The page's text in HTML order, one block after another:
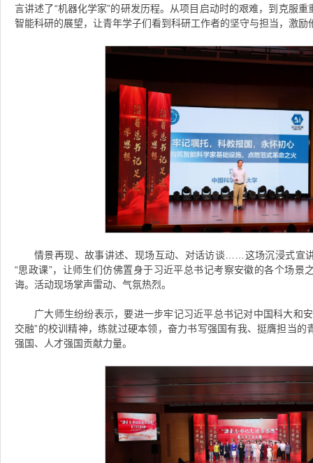
言讲述了“机器化学家”的研发历程。从项目启动时的艰难，到克服
智能科研的展望，让青年学子们看到科研工作者的坚守与担当，激励
情景再现、故事讲述、现场互动、对话访谈……这场沉浸式宣
“思政课”， 让师生们仿佛置身于习近平总书记考察安徽的各个场景
诲。活动现场掌声雷动、气氛热烈。
广大师生纷纷表示，要进一步牢记习近平总书记对中国科大和
交融”的校训精神，练就过硬本领，奋力书写强国有我、挺膺担当
强国、人才强国贡献力量。